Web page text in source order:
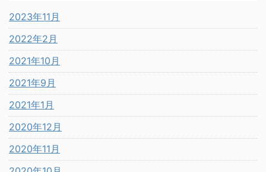
2023年11月
2022年2月
2021年10月
2021年9月
2021年1月
2020年12月
2020年11月